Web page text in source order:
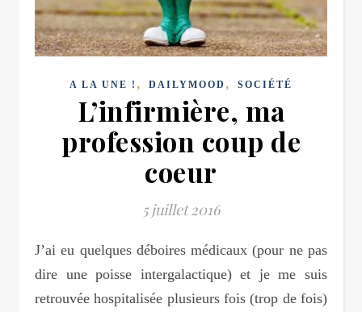
A LA UNE ! , DAILYMOOD , SOCIÉTÉ
L’infirmière, ma
profession coup de
coeur
5 juillet 2016
J’ai eu quelques déboires médicaux (pour ne pas
dire une poisse intergalactique) et je me suis
retrouvée hospitalisée plusieurs fois (trop de fois)